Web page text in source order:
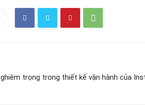
trọng trong thiết kế vận hành của